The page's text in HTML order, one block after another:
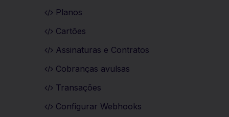
Planos
Cartões
Assinaturas e Contratos
Cobranças avulsas
Transações
Configurar Webhooks